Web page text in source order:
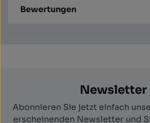
Bewertungen
Newsletter
Abonnieren Sie jetzt einfach
erscheinenden Newsletter und